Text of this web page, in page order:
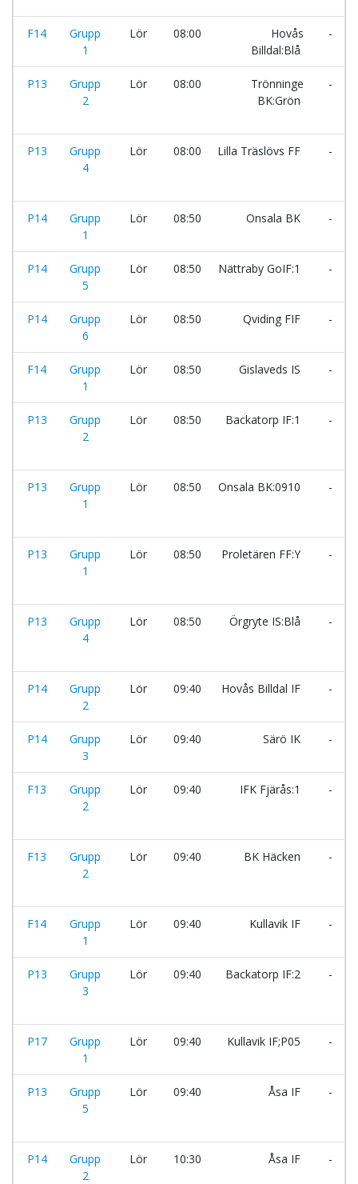
F14
Grupp
1
Lör 08:00
Hovås
Billdal:Blå
-
P13
Grupp
2
Lör 08:00
Trönninge
BK:Grön
-
P13
Grupp
4
Lör 08:00 Lilla Träslövs FF -
P14
Grupp
1
Lör 08:50 Onsala BK -
P14
Grupp
5
Lör 08:50 Nättraby GoIF:1 -
P14
Grupp
6
Lör 08:50 Qviding FIF -
F14
Grupp
1
Lör 08:50 Gislaveds IS -
P13
Grupp
2
Lör 08:50 Backatorp IF:1 -
P13
Grupp
1
Lör 08:50 Onsala BK:0910 -
P13
Grupp
1
Lör 08:50 Proletären FF:Y -
P13
Grupp
4
Lör 08:50 Örgryte IS:Blå -
P14
Grupp
2
Lör 09:40 Hovås Billdal IF -
P14
Grupp
3
Lör 09:40 Särö IK -
F13
Grupp
2
Lör 09:40 IFK Fjärås:1 -
F13
Grupp
2
Lör 09:40 BK Häcken -
F14
Grupp
1
Lör 09:40 Kullavik IF -
P13
Grupp
3
Lör 09:40 Backatorp IF:2 -
P17
Grupp
1
Lör 09:40 Kullavik IF;P05 -
P13
Grupp
5
Lör 09:40 Åsa IF -
P14
Grupp
2
Lör 10:30 Åsa IF -